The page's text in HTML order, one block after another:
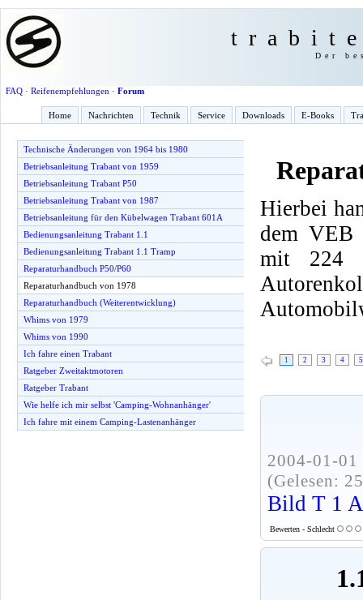
Der
FAQ· Reifenempfehlungen · Forum
Home Nachrichten Technik Service Downloads E-Books
Technische Änderungen von 1964 bis 1980
Betriebsanleitung Trabant von 1959
Betriebsanleitung Trabant P50
Betriebsanleitung Trabant von 1987
Betriebsanleitung für den Kübelwagen Trabant 601A
Bedienungsanleitung Trabant 1.1
Bedienungsanleitung Trabant 1.1 Tramp
Reparaturhandbuch P50/P60
Reparaturhandbuch von 1978
Reparaturhandbuch (Weiterentwicklung)
Whims von 1979
Whims von 1990
Ich fahre einen Trabant
Ratgeber Zweitaktmotoren
Ratgeber Trabant
Wie helfe ich mir selbst 'Camping-Wohnanhänger'
Ich fahre mit einem Camping-Lastenanhänger
Hierbei
dem VEB
mit 224
1 2 3 4 5
2004-01-
(Gelesen:
Bild T 1
Bewerten - Schlecht